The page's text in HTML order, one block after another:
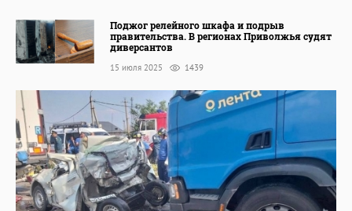
Поджог релейного шкафа и подрыв
правительства. В регионах Приволжья судят
диверсантов
15 июля 2025 1439